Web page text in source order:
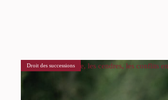
L’urne, les cendres, les conflits
Droit des successions